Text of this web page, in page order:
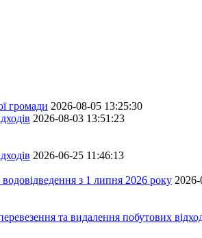
громади 2026-08-05 13:25:30
2026-08-03 13:51:23
2026-06-25 11:46:13
з 1 липня 2026 року
та видалення побутових